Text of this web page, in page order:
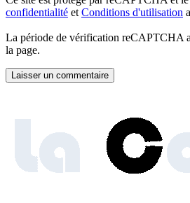
confidentialité et Conditions d'utilisation
La période de vérification reCAPTCHA
la page.